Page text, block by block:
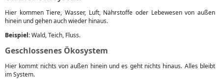
Hier kommen Tiere, Wasser, Luft, Nährstoffe oder Lebewesen von außen
hinein und gehen auch wieder hinaus.
Beispiel:Wald, Teich, Fluss.
Geschlossenes Ökosystem
Hier kommt nichts von außen hinein und es geht nichts hinaus. Alles bleibt
im System.